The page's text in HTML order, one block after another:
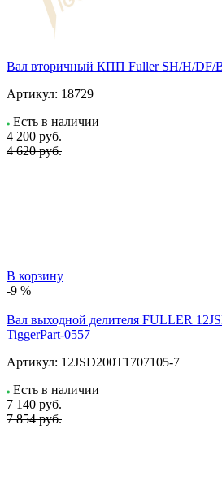
Вал вторичный КПП Fuller SH/H/DF/
Артикул: 18729
Есть в наличии
4 200 руб.
4 620 руб.
В корзину
-9 %
Вал выходной делителя FULLER
TiggerPart-0557
Артикул: 12JSD200T1707105-7
Есть в наличии
7 140 руб.
7 854 руб.